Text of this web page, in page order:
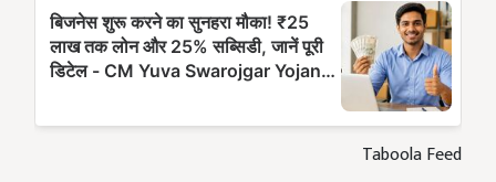
Taboola Feed